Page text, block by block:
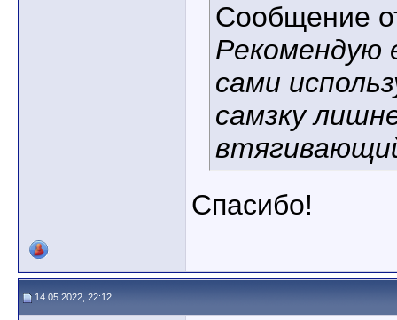
Сообщение
Рекомендую
сами
самзку
Спасибо!
14.05.2022, 22:12